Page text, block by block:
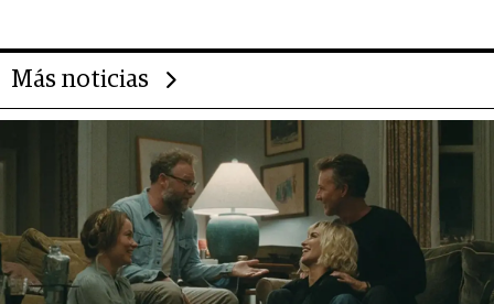
Más noticias